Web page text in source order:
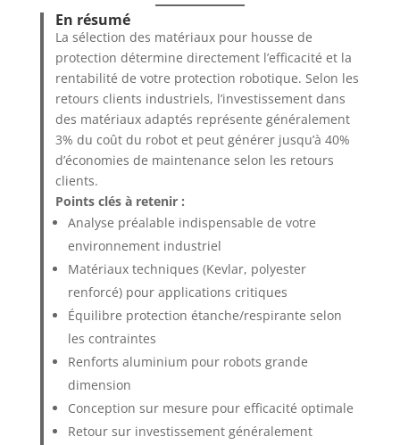
En résumé
La sélection des matériaux pour housse de
protection détermine directement l’efficacité et la
rentabilité de votre protection robotique. Selon les
retours clients industriels, l’investissement dans
des matériaux adaptés représente généralement
3% du coût du robot et peut générer jusqu’à 40%
d’économies de maintenance selon les retours
clients.
Points clés à retenir :
Analyse préalable indispensable de votre
environnement industriel
Matériaux techniques (Kevlar, polyester
renforcé) pour applications critiques
Équilibre protection étanche/respirante selon
les contraintes
Renforts aluminium pour robots grande
dimension
Conception sur mesure pour efficacité optimale
Retour sur investissement généralement